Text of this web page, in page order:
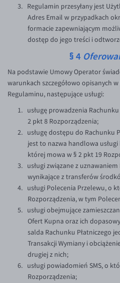
Regulamin przesyłany jest
Adres Email w przypadkach
formacie zapewniającym
dostęp do jego treści i
§ 4
Na podstawie Umowy Operator
warunkach szczegółowo opisanych
Regulaminu, następujące usługi:
usługę prowadzenia
2 pkt 8 Rozporządzenia;
usługę dostępu do Rachunku
jest to nazwa handlowa
której mowa w § 2 pkt 19
usługi związane z
wynikające z transferów
usługi Polecenia Przelewu, o
Rozporządzenia, w tym
usługi obejmujące
Ofert Kupna oraz ich
salda Rachunku Płatniczego
Transakcji Wymiany i
drugiej z nich;
usługi powiadomień SMS, o
Rozporządzenia;